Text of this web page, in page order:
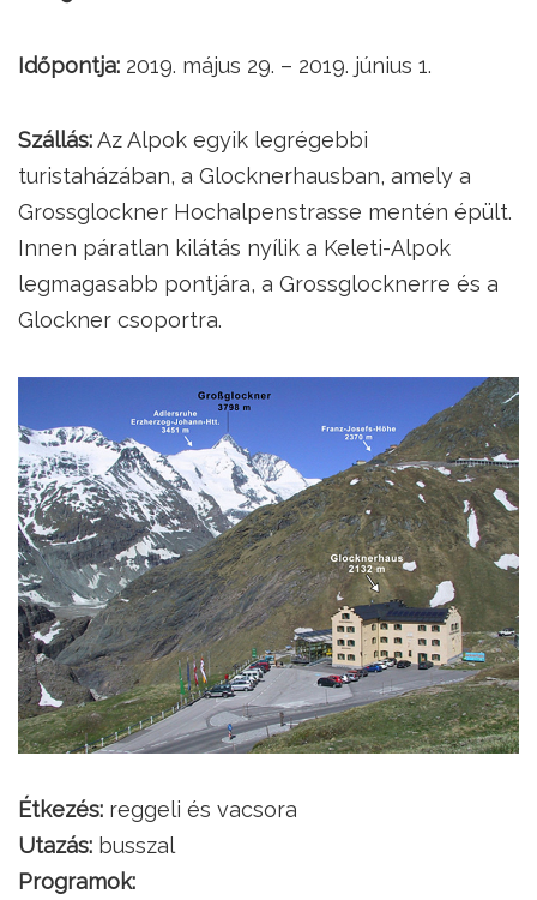
Időpontja: 2019. május 29. – 2019. június 1.
Szállás:Az Alpok egyik legrégebbi
turistaházában, a Glocknerhausban, amely a
Grossglockner Hochalpenstrasse mentén épült.
Innen páratlan kilátás nyílik a Keleti-Alpok
legmagasabb pontjára, a Grossglocknerre és a
Glockner csoportra.
Étkezés: reggeli és vacsora
Utazás: busszal
Programok: